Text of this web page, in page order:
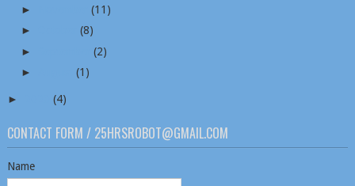
►
(11)
►
(8)
►
(2)
►
(1)
► (4)
CONTACT FORM / 25HRSROBOT@GMAIL.COM
Name